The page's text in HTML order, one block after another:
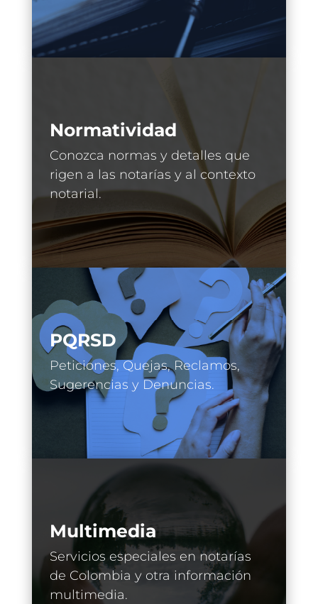
Normatividad
Conozca normas y detalles que
rigen a las notarías y al contexto
notarial.
PQRSD
Peticiones, Quejas, Reclamos,
Sugerencias y Denuncias.
Multimedia
Servicios especiales en notarías
de Colombia y otra información
multimedia.